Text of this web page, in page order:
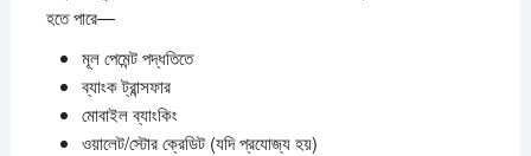
হতে পারে—
মূল পেমেন্ট পদ্ধতিতে
ব্যাংক ট্রান্সফার
মোবাইল ব্যাংকিং
ওয়ালেট/স্টোর ক্রেডিট (যদি প্রযোজ্য হয়)